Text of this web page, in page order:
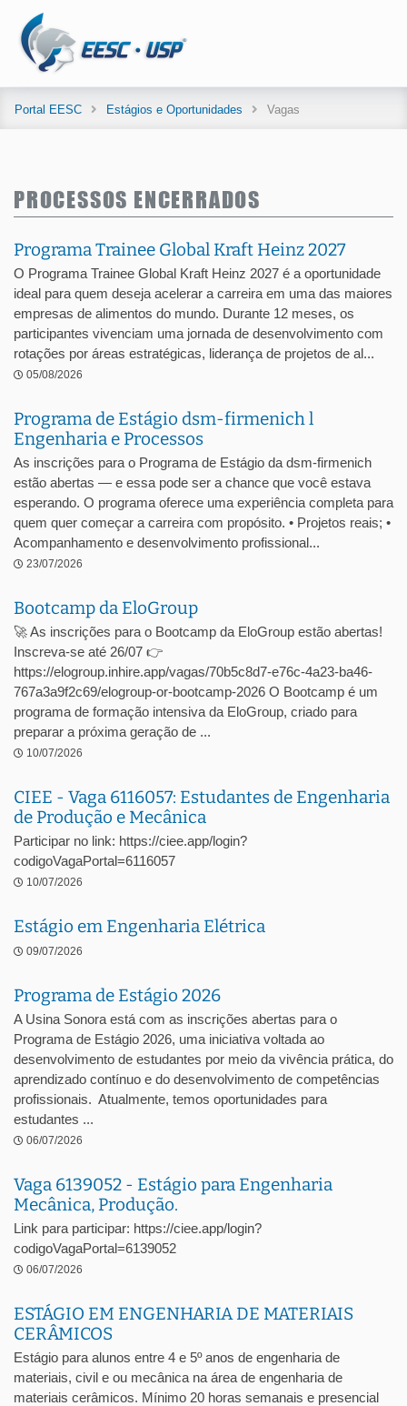
Portal EESC Estágios e Oportunidades Vagas
PROCESSOS ENCERRADOS
Programa Trainee Global Kraft Heinz 2027
O Programa Trainee Global Kraft Heinz 2027 é a oportunidade
ideal para quem deseja acelerar a carreira em uma das maiores
empresas de alimentos do mundo. Durante 12 meses, os
participantes vivenciam uma jornada de desenvolvimento com
rotações por áreas estratégicas, liderança de projetos de al...
05/08/2026
Programa de Estágio dsm-firmenich l
Engenharia e Processos
As inscrições para o Programa de Estágio da dsm-firmenich
estão abertas — e essa pode ser a chance que você estava
esperando. O programa oferece uma experiência completa para
quem quer começar a carreira com propósito. • Projetos reais; •
Acompanhamento e desenvolvimento profissional...
23/07/2026
Bootcamp da EloGroup
🚀 As inscrições para o Bootcamp da EloGroup estão abertas!
Inscreva-se até 26/07 👉
https://elogroup.inhire.app/vagas/70b5c8d7-e76c-4a23-ba46-
767a3a9f2c69/elogroup-or-bootcamp-2026 O Bootcamp é um
programa de formação intensiva da EloGroup, criado para
preparar a próxima geração de ...
10/07/2026
CIEE - Vaga 6116057: Estudantes de Engenharia
de Produção e Mecânica
Participar no link: https://ciee.app/login?
codigoVagaPortal=6116057
10/07/2026
Estágio em Engenharia Elétrica
09/07/2026
Programa de Estágio 2026
A Usina Sonora está com as inscrições abertas para o
Programa de Estágio 2026, uma iniciativa voltada ao
desenvolvimento de estudantes por meio da vivência prática, do
aprendizado contínuo e do desenvolvimento de competências
profissionais. Atualmente, temos oportunidades para
estudantes ...
06/07/2026
Vaga 6139052 - Estágio para Engenharia
Mecânica, Produção.
Link para participar: https://ciee.app/login?
codigoVagaPortal=6139052
06/07/2026
ESTÁGIO EM ENGENHARIA DE MATERIAIS
CERÂMICOS
Estágio para alunos entre 4 e 5º anos de engenharia de
materiais, civil e ou mecânica na área de engenharia de
materiais cerâmicos. Mínimo 20 horas semanais e presencial